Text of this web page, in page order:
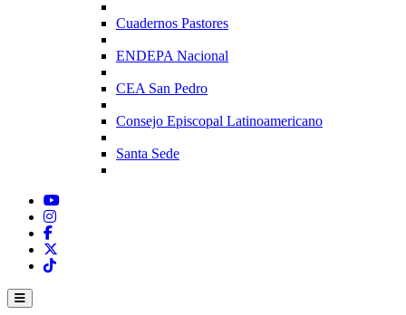
Cuadernos Pastores
ENDEPA Nacional
CEA San Pedro
Consejo Episcopal Latinoamericano
Santa Sede